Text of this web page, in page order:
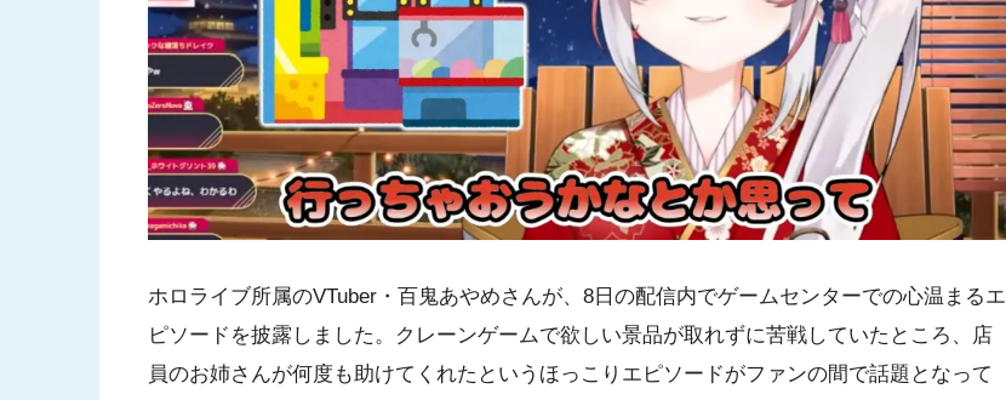
ホロライブ所属のVTuber・百鬼あやめさんが、8日の配信内でゲームセンターでの心温まるエ
ピソードを披露しました。クレーンゲームで欲しい景品が取れずに苦戦していたところ、店
員のお姉さんが何度も助けてくれたというほっこりエピソードがファンの間で話題となって